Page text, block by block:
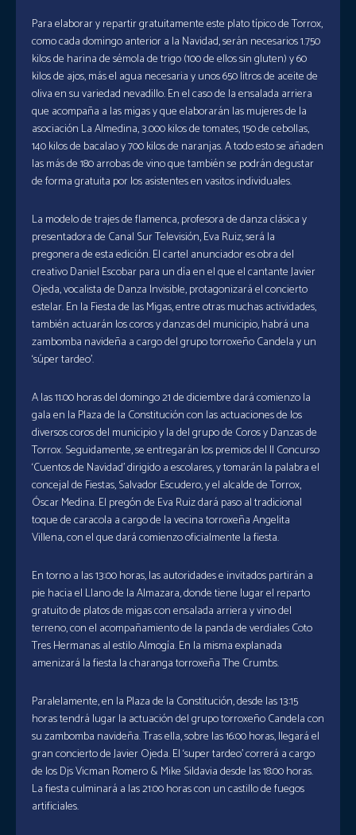
Para elaborar y repartir gratuitamente este plato típico de Torrox,
como cada domingo anterior a la Navidad, serán necesarios 1.750
kilos de harina de sémola de trigo (100 de ellos sin gluten) y 60
kilos de ajos, más el agua necesaria y unos 650 litros de aceite de
oliva en su variedad nevadillo. En el caso de la ensalada arriera
que acompaña a las migas y que elaborarán las mujeres de la
asociación La Almedina, 3.000 kilos de tomates, 150 de cebollas,
140 kilos de bacalao y 700 kilos de naranjas. A todo esto se añaden
las más de 180 arrobas de vino que también se podrán degustar
de forma gratuita por los asistentes en vasitos individuales.
La modelo de trajes de flamenca, profesora de danza clásica y
presentadora de Canal Sur Televisión, Eva Ruiz, será la
pregonera de esta edición. El cartel anunciador es obra del
creativo Daniel Escobar para un día en el que el cantante Javier
Ojeda, vocalista de Danza Invisible, protagonizará el concierto
estelar. En la Fiesta de las Migas, entre otras muchas actividades,
también actuarán los coros y danzas del municipio, habrá una
zambomba navideña a cargo del grupo torroxeño Candela y un
‘súper tardeo’.
A las 11:00 horas del domingo 21 de diciembre dará comienzo la
gala en la Plaza de la Constitución con las actuaciones de los
diversos coros del municipio y la del grupo de Coros y Danzas de
Torrox. Seguidamente, se entregarán los premios del II Concurso
‘Cuentos de Navidad’ dirigido a escolares, y tomarán la palabra el
concejal de Fiestas, Salvador Escudero, y el alcalde de Torrox,
Óscar Medina. El pregón de Eva Ruiz dará paso al tradicional
toque de caracola a cargo de la vecina torroxeña Angelita
Villena, con el que dará comienzo oficialmente la fiesta.
En torno a las 13:00 horas, las autoridades e invitados partirán a
pie hacia el Llano de la Almazara, donde tiene lugar el reparto
gratuito de platos de migas con ensalada arriera y vino del
terreno, con el acompañamiento de la panda de verdiales Coto
Tres Hermanas al estilo Almogía. En la misma explanada
amenizará la fiesta la charanga torroxeña The Crumbs.
Paralelamente, en la Plaza de la Constitución, desde las 13:15
horas tendrá lugar la actuación del grupo torroxeño Candela con
su zambomba navideña. Tras ella, sobre las 16:00 horas, llegará el
gran concierto de Javier Ojeda. El ‘super tardeo’ correrá a cargo
de los Djs Vicman Romero & Mike Sildavia desde las 18:00 horas.
La fiesta culminará a las 21:00 horas con un castillo de fuegos
artificiales.